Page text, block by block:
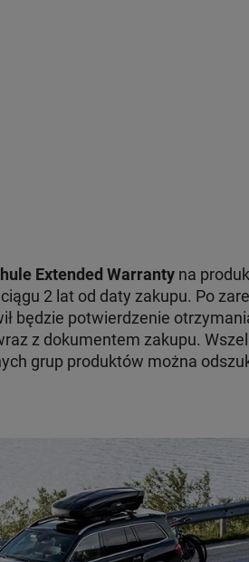
Extended Warrantyna
2 lat od daty zakupu. Po
będzie potwierdzenie
z dokumentem zakupu.
grup produktów można